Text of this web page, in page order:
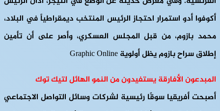
أكوفوا أدو استمرار احتجاز الرئيس المنتخب ديمقراطياً في البلاد،
محمد بازوم، من قبل المجلس العسكري، وأصر على أن تأمين
إطلاق سراح بازوم يظل أولوية Graphic Online
المبدعون الأفارقة يستفيدون من النمو الهائل لتيك توك
أصبحت أفريقيا سوقًا رئيسية لشركات وسائل التواصل الاجتماعي